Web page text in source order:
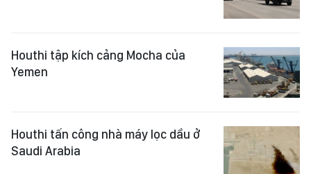
Houthi tập kích cảng Mocha của
Yemen
Houthi tấn công nhà máy lọc dầu ở
Saudi Arabia